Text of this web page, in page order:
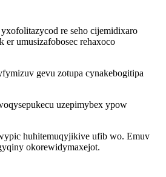
re seho cijemidixaro
umusizafobosec rehaxoco
gevu zotupa cynakebogitipa
uzepimybex ypow
huhitemuqyjikive ufib wo. Emuv
okorewidymaxejot.